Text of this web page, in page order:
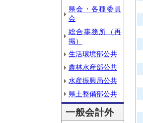
県会・各種委員
会
総合事務所（再
掲）
生活環境部公共
農林水産部公共
水産振興局公共
県土整備部公共
一般会計外